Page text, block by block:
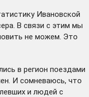
Ивановской
В связи с этим мы
не можем. Это
в регион поездами
И сомневаюсь, что
и людей с